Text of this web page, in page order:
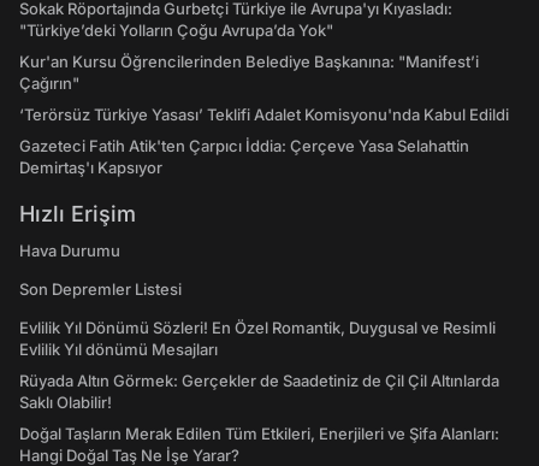
Sokak Röportajında Gurbetçi Türkiye ile Avrupa'yı Kıyasladı:
"Türkiye’deki Yolların Çoğu Avrupa’da Yok"
Kur'an Kursu Öğrencilerinden Belediye Başkanına: "Manifest’i
Çağırın"
‘Terörsüz Türkiye Yasası’ Teklifi Adalet Komisyonu'nda Kabul Edildi
Gazeteci Fatih Atik'ten Çarpıcı İddia: Çerçeve Yasa Selahattin
Demirtaş'ı Kapsıyor
Hızlı Erişim
Hava Durumu
Son Depremler Listesi
Evlilik Yıl Dönümü Sözleri! En Özel Romantik, Duygusal ve Resimli
Evlilik Yıl dönümü Mesajları
Rüyada Altın Görmek: Gerçekler de Saadetiniz de Çil Çil Altınlarda
Saklı Olabilir!
Doğal Taşların Merak Edilen Tüm Etkileri, Enerjileri ve Şifa Alanları:
Hangi Doğal Taş Ne İşe Yarar?